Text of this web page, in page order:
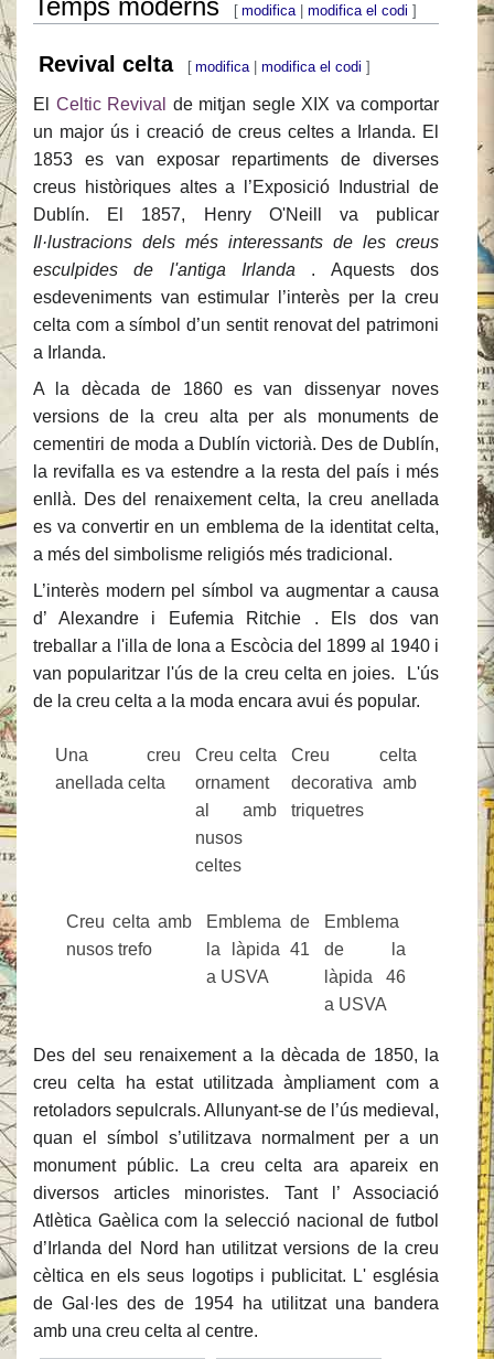
Temps moderns [ modifica modifica el codi ]
Revival celta [ modifica modifica el codi ]
El Celtic Revival
de mitjan segle XIX va comportar
un major ús i creació de creus celtes a Irlanda. El
1853 es van exposar repartiments de diverses
creus històriques altes a l’Exposició Industrial de
Dublín. El 1857, Henry O'Neill va publicar
Il·lustracions dels més interessants de les creus
esculpides de l'antiga Irlanda
. Aquests dos
esdeveniments van estimular l’interès per la creu
celta com a símbol d’un sentit renovat del patrimoni
a Irlanda.
A la dècada de 1860 es van dissenyar noves
versions de la creu alta per als monuments de
cementiri de moda a Dublín victorià. Des de Dublín,
la revifalla es va estendre a la resta del país i més
enllà. Des del renaixement celta, la creu anellada
es va convertir en un emblema de la identitat celta,
a més del simbolisme religiós més tradicional.
L’interès modern pel símbol va augmentar a causa
d’ Alexandre i Eufemia Ritchie . Els dos van
treballar a l'illa de Iona a Escòcia del 1899 al 1940 i
van popularitzar l'ús de la creu celta en joies. L'ús
de la creu celta a la moda encara avui és popular.
Una creu
anellada celta
Creu celta
ornament
al amb
nusos
celtes
Creu celta
decorativa amb
triquetres
Creu celta amb
nusos trefo
Emblema de
la làpida 41
a USVA
Emblema
de la
làpida 46
a USVA
Des del seu renaixement a la dècada de 1850, la
creu celta ha estat utilitzada àmpliament com a
retoladors sepulcrals. Allunyant-se de l’ús medieval,
quan el símbol s’utilitzava normalment per a un
monument públic. La creu celta ara apareix en
diversos articles minoristes. Tant l’ Associació
Atlètica Gaèlica com la selecció nacional de futbol
d’Irlanda del Nord han utilitzat versions de la creu
cèltica en els seus logotips i publicitat. L' església
de Gal·les des de 1954 ha utilitzat una bandera
amb una creu celta al centre.